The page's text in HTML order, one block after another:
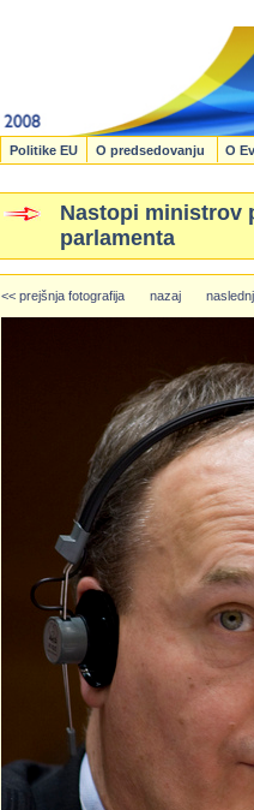
Politike EU O predsedovanju O
Nastopi ministrov
parlamenta
<< prejšnja fotografija nazaj